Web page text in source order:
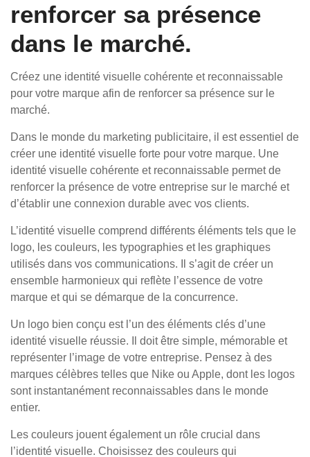
renforcer sa présence
dans le marché.
Créez une identité visuelle cohérente et reconnaissable
pour votre marque afin de renforcer sa présence sur le
marché.
Dans le monde du marketing publicitaire, il est essentiel de
créer une identité visuelle forte pour votre marque. Une
identité visuelle cohérente et reconnaissable permet de
renforcer la présence de votre entreprise sur le marché et
d’établir une connexion durable avec vos clients.
L’identité visuelle comprend différents éléments tels que le
logo, les couleurs, les typographies et les graphiques
utilisés dans vos communications. Il s’agit de créer un
ensemble harmonieux qui reflète l’essence de votre
marque et qui se démarque de la concurrence.
Un logo bien conçu est l’un des éléments clés d’une
identité visuelle réussie. Il doit être simple, mémorable et
représenter l’image de votre entreprise. Pensez à des
marques célèbres telles que Nike ou Apple, dont les logos
sont instantanément reconnaissables dans le monde
entier.
Les couleurs jouent également un rôle crucial dans
l’identité visuelle. Choisissez des couleurs qui